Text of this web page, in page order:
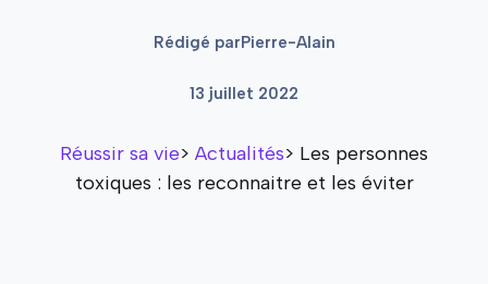
Rédigé parPierre-Alain
13 juillet 2022
Réussir sa vie> Actualités> Les personnes
toxiques : les reconnaitre et les éviter